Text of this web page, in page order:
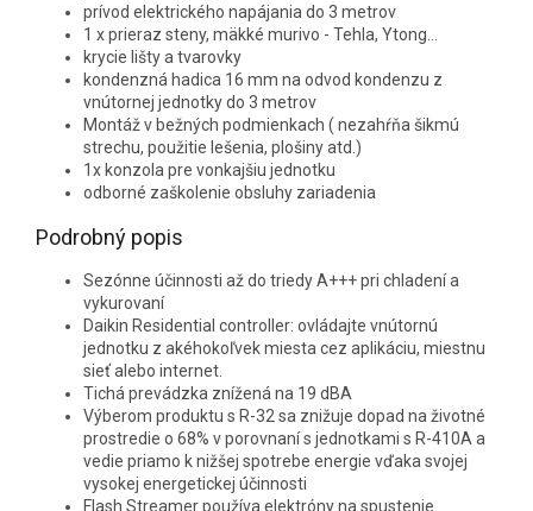
prívod elektrického napájania do 3 metrov
1 x prieraz steny, mäkké murivo - Tehla, Ytong...
krycie lišty a tvarovky
kondenzná hadica 16 mm na odvod kondenzu z
vnútornej jednotky do 3 metrov
Montáž v bežných podmienkach ( nezahŕňa šikmú
strechu, použitie lešenia, plošiny atd.)
1x konzola pre vonkajšiu jednotku
odborné zaškolenie obsluhy zariadenia
Podrobný popis
Sezónne účinnosti až do triedy A+++ pri chladení a
vykurovaní
Daikin Residential controller: ovládajte vnútornú
jednotku z akéhokoľvek miesta cez aplikáciu, miestnu
sieť alebo internet.
Tichá prevádzka znížená na 19 dBA
Výberom produktu s R-32 sa znižuje dopad na životné
prostredie o 68% v porovnaní s jednotkami s R-410A a
vedie priamo k nižšej spotrebe energie vďaka svojej
vysokej energetickej účinnosti
Flash Streamer používa elektróny na spustenie